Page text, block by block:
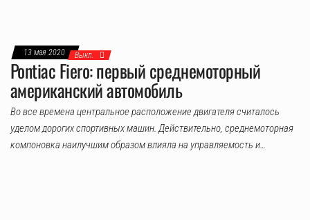
13 мая 2020 Выкл.
Pontiac Fiero: первый среднемоторный
американский автомобиль
Во все времена центральное расположение двигателя считалось
уделом дорогих спортивных машин. Действительно, среднемоторная
компоновка наилучшим образом влияла на управляемость и…